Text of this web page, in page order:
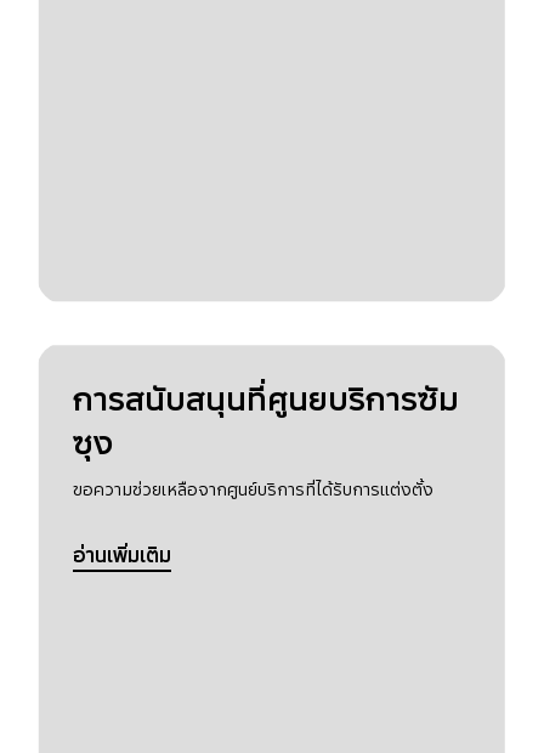
การสนับสนุนที่ศูนยบริการซัม
ซุง
ขอความช่วยเหลือจากศูนย์บริการที่ได้รับการแต่งตั้ง
อ่านเพิ่มเติม